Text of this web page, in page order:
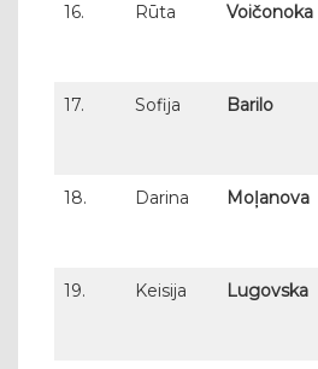
16. Rūta Voičonoka
17. Sofija Barilo
18. Darina Moļanova
19. Keisija Lugovska